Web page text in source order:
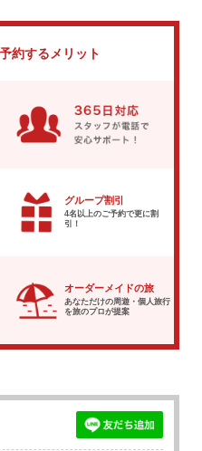
約するメリット
グループ割引
4名以上のご予約で更に割
引！
オーダーメイドの旅
あなただけの周遊・個人旅行
を旅のプロが提案